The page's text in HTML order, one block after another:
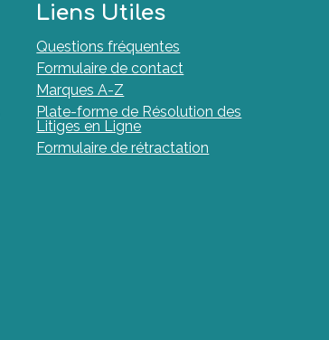
Liens Utiles
Questions fréquentes
Formulaire de contact
Marques A-Z
Plate-forme de Résolution des
Litiges en Ligne
Formulaire de rétractation